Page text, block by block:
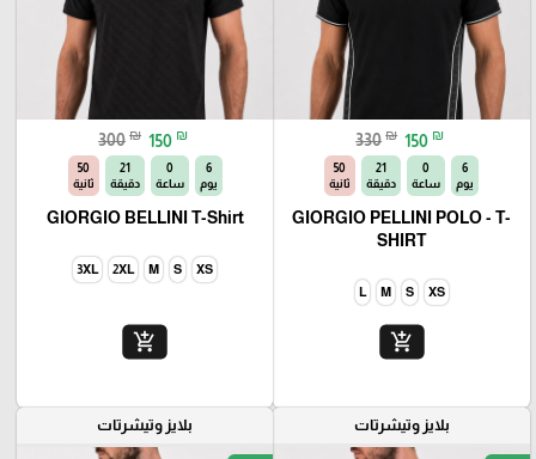
330 ₪ 150 ₪
6
يوم
0
ساعة
21
دقيقة
49
ثانية
GIORGIO PELLINI POLO - T-
SHIRT
XS
S
M
L
add_shopping_cart
300 ₪ 150 ₪
6
يوم
0
ساعة
21
دقيقة
49
ثانية
GIORGIO BELLINI T-Shirt
XS
S
M
2XL
3XL
add_shopping_cart
بلايز وتيشرتات بلايز وتيشرتات